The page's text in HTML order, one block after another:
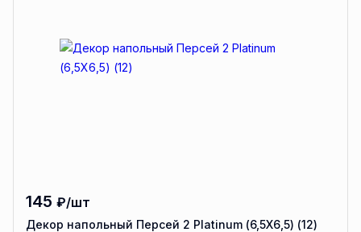
145 ₽/шт
Декор напольный Персей 2 Platinum (6,5Х6,5) (12)